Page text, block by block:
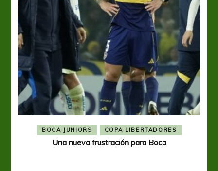
BOCA JUNIORS COPA LIBERTADORES
Una nueva frustración para Boca